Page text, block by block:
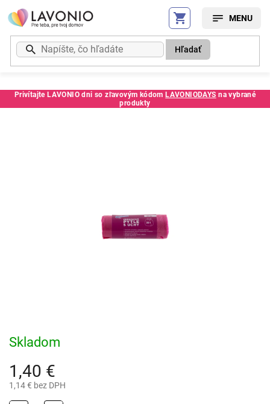
Prejsť
na
obsah
Privítajte LAVONIO dni so zľavovým kódom LAVONIODAYS na vybrané
produkty
Hľadať
Kód: 247541SC
1,40 €
1,14 € bez DPH
Skladom